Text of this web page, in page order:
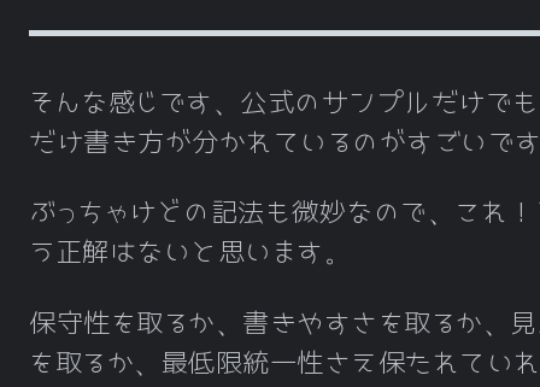
そんな感じです、公式のサンプルだけで
だけ書き方が分かれているのがすごいで
ぶっちゃけどの記法も微妙なので、これ
う正解はないと思います。
保守性を取るか、書きやすさを取るか、
を取るか、最低限統一性さえ保たれてい